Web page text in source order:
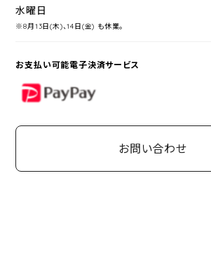
水曜日
※8月13日(木)、14日(金) も休業。
お支払い可能電子決済サービス
PayPay
お問い合わせ